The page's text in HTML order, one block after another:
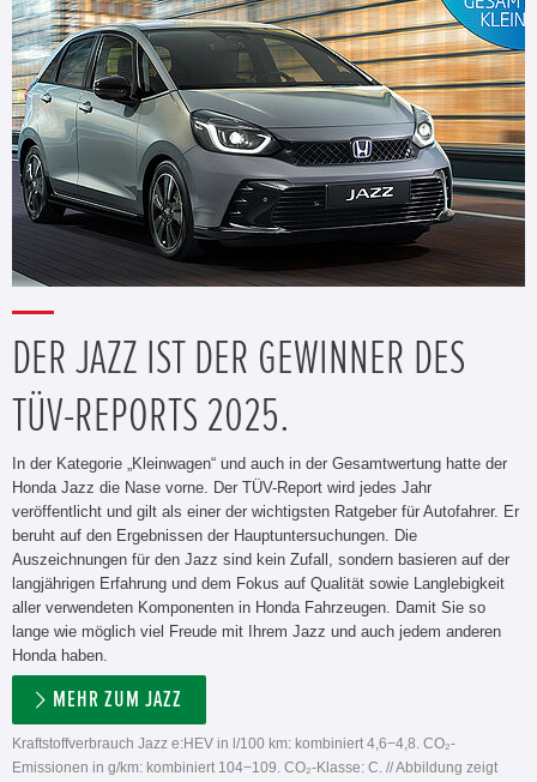
DER JAZZ IST DER GEWINNER DES
TÜV-REPORTS 2025.
In der Kategorie „Kleinwagen“ und auch in der Gesamtwertung hatte der
Honda Jazz die Nase vorne. Der TÜV-Report wird jedes Jahr
veröffentlicht und gilt als einer der wichtigsten Ratgeber für Autofahrer. Er
beruht auf den Ergebnissen der Hauptuntersuchungen. Die
Auszeichnungen für den Jazz sind kein Zufall, sondern basieren auf der
langjährigen Erfahrung und dem Fokus auf Qualität sowie Langlebigkeit
aller verwendeten Komponenten in Honda Fahrzeugen. Damit Sie so
lange wie möglich viel Freude mit Ihrem Jazz und auch jedem anderen
Honda haben.
MEHR ZUM JAZZ
Kraftstoffverbrauch Jazz e:HEV in l/100 km: kombiniert 4,6−4,8. CO₂-
Emissionen in g/km: kombiniert 104−109. CO₂-Klasse: C. // Abbildung zeigt